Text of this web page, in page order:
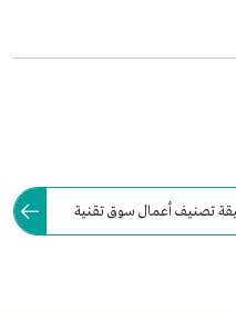
تصنيف أعمال سوق تقنية